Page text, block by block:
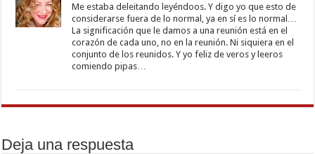
Me estaba deleitando leyéndoos. Y digo yo que esto de
considerarse fuera de lo normal, ya en sí es lo normal…
La significación que le damos a una reunión está en el
corazón de cada uno, no en la reunión. Ni siquiera en el
conjunto de los reunidos. Y yo feliz de veros y leeros
comiendo pipas…
Deja una respuesta